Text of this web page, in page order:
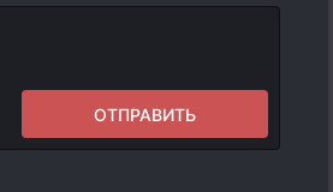
ОТПРАВИТЬ